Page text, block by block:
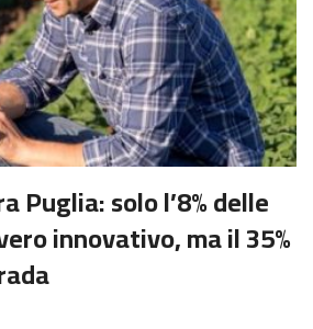
Puglia: solo l’8% delle
innovativo, ma il 35%